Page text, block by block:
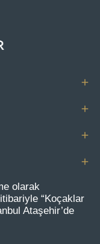
olarak
itibariyle “Koçaklar
Ataşehir’de